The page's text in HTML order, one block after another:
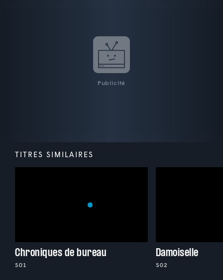
Publicité
TITRES SIMILAIRES
Chroniques de bureau
S01
Damoiselle
S02